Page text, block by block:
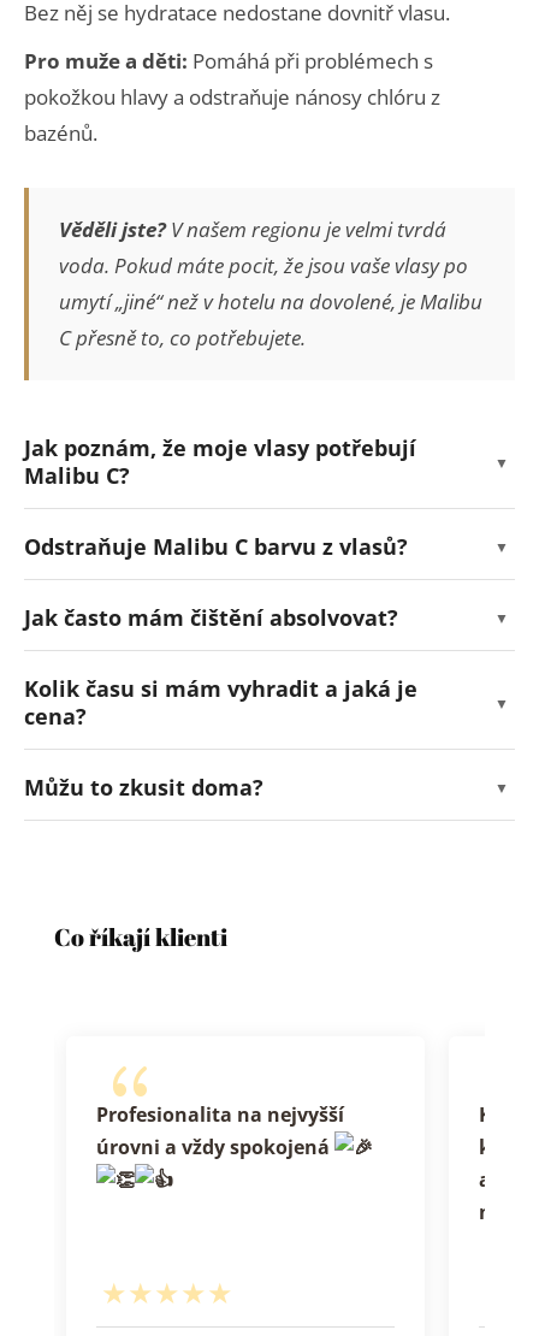
Bez něj se hydratace nedostane dovnitř vlasu.
Pro muže a děti: Pomáhá při problémech s
pokožkou hlavy a odstraňuje nánosy chlóru z
bazénů.
Věděli jste?V našem regionu je velmi tvrdá
voda. Pokud máte pocit, že jsou vaše vlasy po
umytí „jiné“ než v hotelu na dovolené, je Malibu
C přesně to, co potřebujete.
Jak poznám, že moje vlasy potřebují
Malibu C?
Odstraňuje Malibu C barvu z vlasů?
Jak často mám čištění absolvovat?
Kolik času si mám vyhradit a jaká je
cena?
Můžu to zkusit doma?
Co říkají klienti
{
Profesionalita na nejvyšší
úrovni a vždy spokojená
a
není